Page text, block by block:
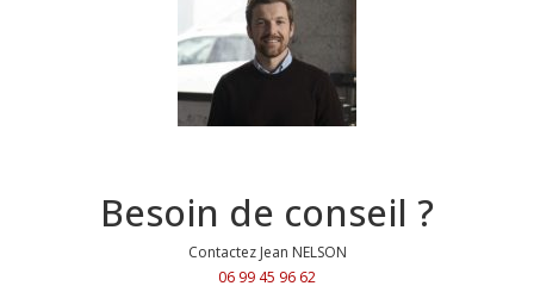
Besoin de conseil ?
Contactez Jean NELSON
06 99 45 96 62